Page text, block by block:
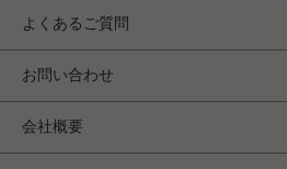
よくあるご質問
お問い合わせ
会社概要